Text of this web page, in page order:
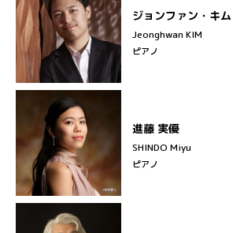
ジョンファン・キム
Jeonghwan KIM
ピアノ
進藤 実優
SHINDO Miyu
ピアノ